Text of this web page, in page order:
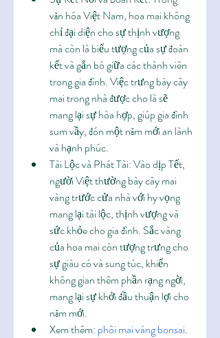
văn hóa Việt Nam, hoa mai không
chỉ đại diện cho sự thịnh vượng
mà còn là biểu tượng của sự đoàn
kết và gắn bó giữa các thành viên
trong gia đình. Việc trưng bày cây
mai trong nhà được cho là sẽ
mang lại sự hòa hợp, giúp gia đình
sum vầy, đón một năm mới an lành
và hạnh phúc.
Tài Lộc và Phát Tài: Vào dịp Tết,
người Việt thường bày cây mai
vàng trước cửa nhà với hy vọng
mang lại tài lộc, thịnh vượng và
sức khỏe cho gia đình. Sắc vàng
của hoa mai còn tượng trưng cho
sự giàu có và sung túc, khiến
không gian thêm phần rạng ngời,
mang lại sự khởi đầu thuận lợi cho
năm mới.
Xem thêm: phôi mai vàng bonsai.